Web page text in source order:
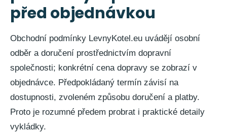
před objednávkou
Obchodní podmínky LevnyKotel.eu uvádějí osobní
odběr a doručení prostřednictvím dopravní
společnosti; konkrétní cena dopravy se zobrazí v
objednávce. Předpokládaný termín závisí na
dostupnosti, zvoleném způsobu doručení a platby.
Proto je rozumné předem probrat i praktické detaily
vykládky.